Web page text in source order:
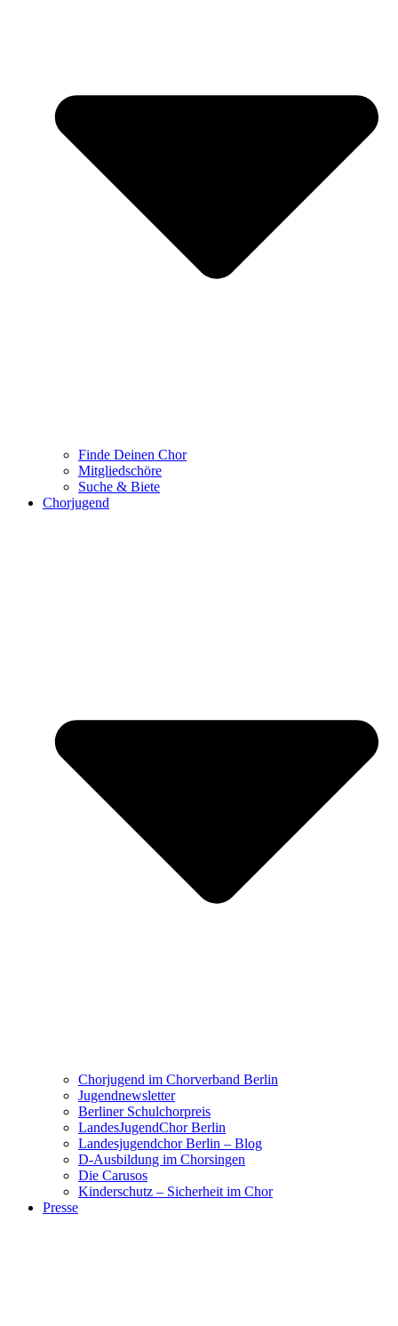
Finde Deinen Chor
Mitgliedschöre
Suche & Biete
Chorjugend
Chorjugend im Chorverband Berlin
Jugendnewsletter
Berliner Schulchorpreis
LandesJugendChor Berlin
Landesjugendchor Berlin – Blog
D-Ausbildung im Chorsingen
Die Carusos
Kinderschutz – Sicherheit im Chor
Presse